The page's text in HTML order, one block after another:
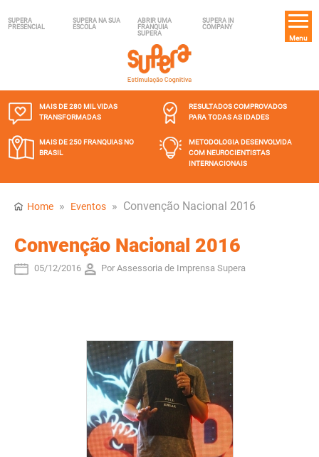
SUPERA
PRESENCIAL
SUPERA NA SUA
ESCOLA
ABRIR UMA
FRANQUIA
SUPERA
SUPERA IN
COMPANY
Menu
MAIS DE 280 MILVIDAS
TRANSFORMADAS
RESULTADOS COMPROVADOS
PARA TODAS AS IDADES
MAIS DE 250 FRANQUIASNO
BRASIL
METODOLOGIA DESENVOLVIDA
COM NEUROCIENTISTAS
INTERNACIONAIS
Home » Eventos » Convenção Nacional 2016
Convenção Nacional 2016
05/12/2016 Por Assessoria de Imprensa Supera